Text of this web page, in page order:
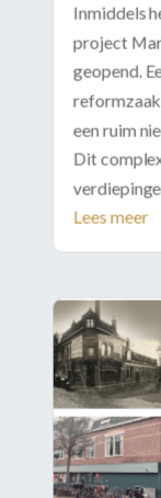
Inmiddels
project
geopend.
een ruim
Dit
Lees meer